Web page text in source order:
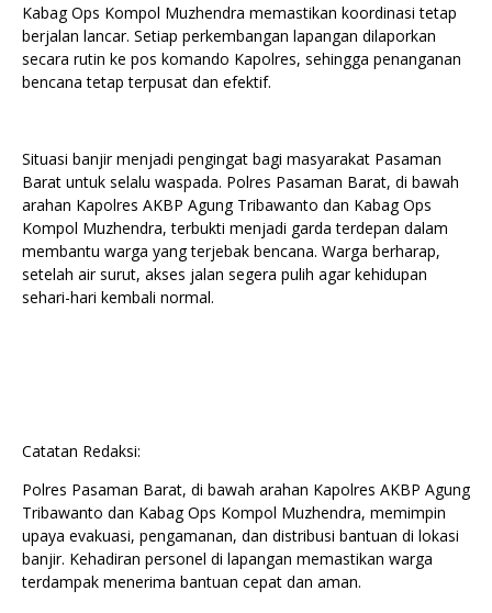
Kabag Ops Kompol Muzhendra memastikan koordinasi tetap
berjalan lancar. Setiap perkembangan lapangan dilaporkan
secara rutin ke pos komando Kapolres, sehingga penanganan
bencana tetap terpusat dan efektif.
Situasi banjir menjadi pengingat bagi masyarakat Pasaman
Barat untuk selalu waspada. Polres Pasaman Barat, di bawah
arahan Kapolres AKBP Agung Tribawanto dan Kabag Ops
Kompol Muzhendra, terbukti menjadi garda terdepan dalam
membantu warga yang terjebak bencana. Warga berharap,
setelah air surut, akses jalan segera pulih agar kehidupan
sehari-hari kembali normal.
Catatan Redaksi:
Polres Pasaman Barat, di bawah arahan Kapolres AKBP Agung
Tribawanto dan Kabag Ops Kompol Muzhendra, memimpin
upaya evakuasi, pengamanan, dan distribusi bantuan di lokasi
banjir. Kehadiran personel di lapangan memastikan warga
terdampak menerima bantuan cepat dan aman.